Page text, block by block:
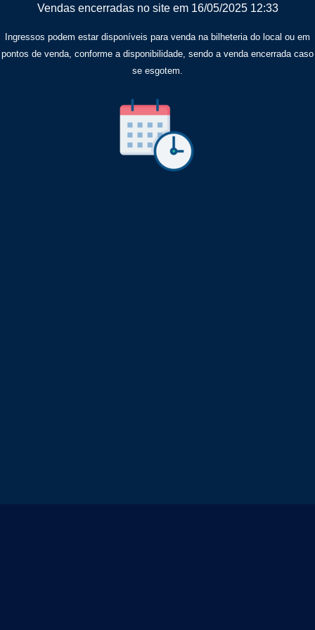
Vendas encerradas no site em 16/05/2025 12:33
Ingressos podem estar disponíveis para venda na bilheteria do local ou em
pontos de venda, conforme a disponibilidade, sendo a venda encerrada caso
se esgotem.